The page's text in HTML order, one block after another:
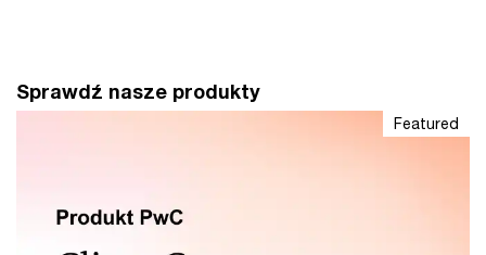
Sprawdź nasze produkty
Featured